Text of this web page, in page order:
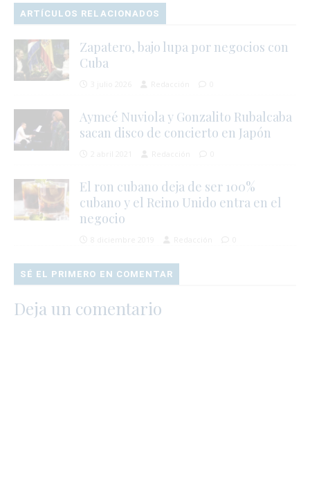
ARTÍCULOS RELACIONADOS
Zapatero, bajo lupa por negocios con
Cuba
Aymeé Nuviola y Gonzalito Rubalcaba
sacan disco de concierto en Japón
El ron cubano deja de ser 100%
cubano y el Reino Unido entra en el
negocio
SÉ EL PRIMERO EN COMENTAR
Deja un comentario